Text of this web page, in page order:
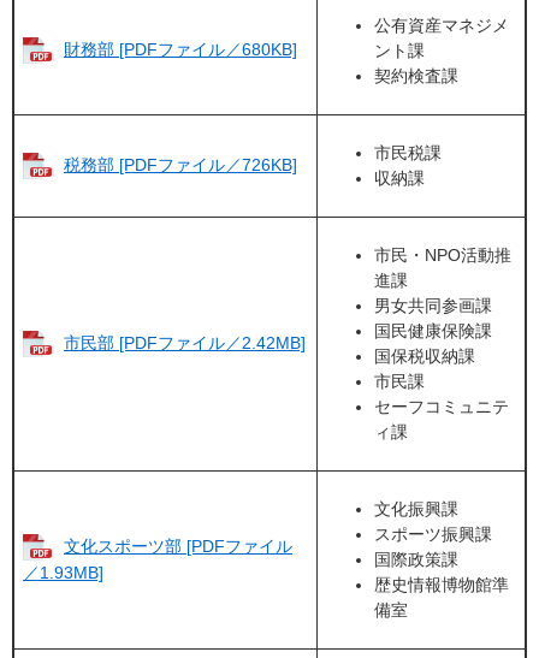
財務部 [PDFファイル／680KB]
公有資産マネジメ
ント課
契約検査課
税務部 [PDFファイル／726KB]
市民税課
収納課
市民部 [PDFファイル／2.42MB]
市民・NPO活動推
進課
男女共同参画課
国民健康保険課
国保税収納課
市民課
セーフコミュニテ
ィ課
文化スポーツ部 [PDFファイル
／1.93MB]
文化振興課
スポーツ振興課
国際政策課
歴史情報博物館準
備室